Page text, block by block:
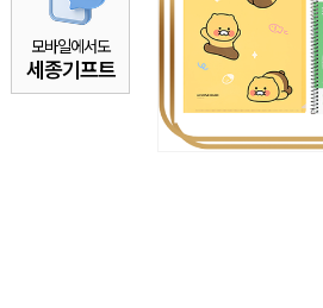
모바일에서도
세종기프트